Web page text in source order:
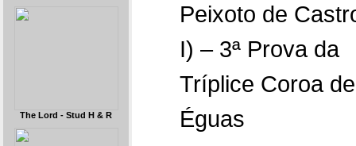
The Lord - Stud H & R
Peixoto de
I) – 3ª Prova da
Tríplice Coroa de
Éguas